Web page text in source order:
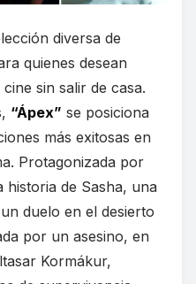
diversa de
quienes desean
sin salir de casa.
“Ápex” se posiciona
más exitosas en
Protagonizada por
de Sasha, una
duelo en el desierto
por un asesino, en
Kormákur,